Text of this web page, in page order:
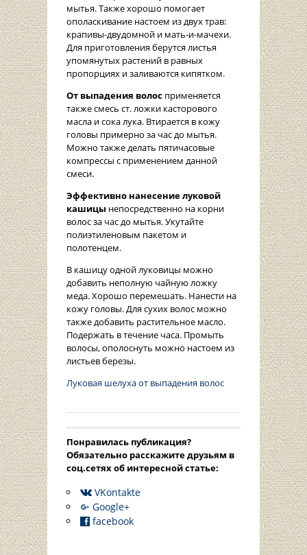
мытья. Также хорошо помогает
ополаскивание настоем из двух трав:
крапивы-двудомной и мать-и-мачехи.
Для приготовления берутся листья
упомянутых растений в равных
пропорциях и заливаются кипятком.
От выпадения волос применяется
также смесь ст. ложки касторового
масла и сока лука. Втирается в кожу
головы примерно за час до мытья.
Можно также делать пятичасовые
компрессы с применением данной
смеси.
Эффективно нанесение луковой
кашицы непосредственно на корни
волос за час до мытья. Укутайте
полиэтиленовым пакетом и
полотенцем.
В кашицу одной луковицы можно
добавить неполную чайную ложку
меда. Хорошо перемешать. Нанести на
кожу головы. Для сухих волос можно
также добавить растительное масло.
Подержать в течение часа. Промыть
волосы, ополоснуть можно настоем из
листьев березы.
Луковая шелуха от выпадения волос
Понравилась публикация?
Oбязательно расскажите друзьям в
соц.сетях об интересной статье:
VKontakte
Google+
facebook